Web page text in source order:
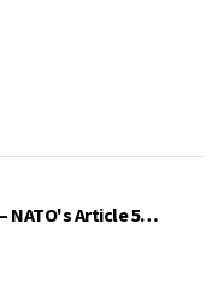
NATO's Article 5…